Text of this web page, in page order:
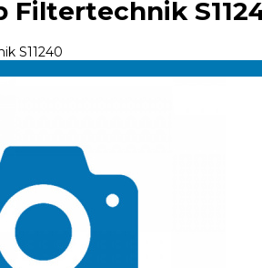
Filtertechnik
S11240